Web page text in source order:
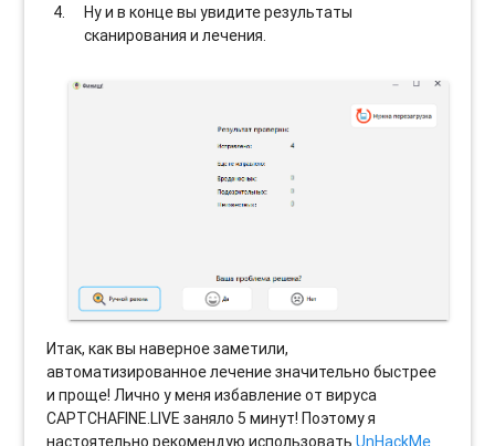
Ну и в конце вы увидите результаты
сканирования и лечения.
Итак, как вы наверное заметили,
автоматизированное лечение значительно быстрее
и проще! Лично у меня избавление от вируса
CAPTCHAFINE.LIVE заняло 5 минут! Поэтому я
настоятельно рекомендую использоватьUnHackMe